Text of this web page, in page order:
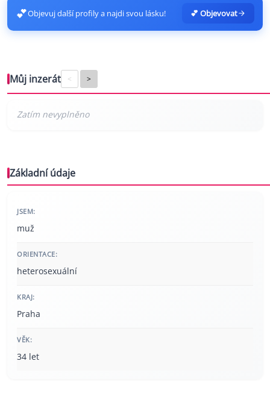
💕Objevuj další profily a najdi svou lásku! 💕 Objevovat
Můj inzerát < >
Základní údaje
JSEM:
muž
ORIENTACE:
heterosexuální
KRAJ:
Praha
VĚK:
34 let